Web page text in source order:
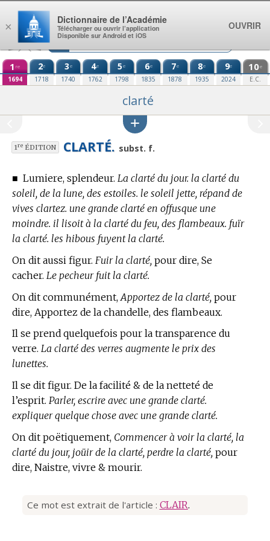
Aller au contenu
1 re
1694
2e
1718
3e
1740
4e
1762
5e
1798
6e
1835
7e
1878
8e
1935
9e
2024
10e
E.C.
clarté
1reÉDITION CLARTÉ. subst. f.
■ Lumiere, splendeur. La clarté du jour. la clarté du
soleil, de la lune, des estoiles. le soleil jette, répand de
vives clartez. une grande clarté en offusque une
moindre. il lisoit à la clarté du feu, des flambeaux. fuïr
la clarté. les hibous fuyent la clarté.
On dit aussi figur. Fuir la clarté, pour dire, Se
cacher. Le pecheur fuit la clarté.
On dit communément, Apportez de la clarté, pour
dire, Apportez de la chandelle, des flambeaux.
Il se prend quelquefois pour la transparence du
verre. La clarté des verres augmente le prix des
lunettes.
Il se dit figur. De la facilité & de la netteté de
l’esprit. Parler, escrire avec une grande clarté.
expliquer quelque chose avec une grande clarté.
On dit poëtiquement, Commencer à voir la clarté, la
clarté du jour, joüir de la clarté, perdre la clarté, pour
dire, Naistre, vivre & mourir.
Ce mot est extrait de l'article : CLAIR.
×
Dictionnaire de l’Académie
Télécharger ou ouvrir l’application
Disponible sur Android et iOS
OUVRIR